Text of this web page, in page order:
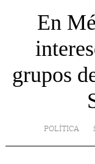
En
grupos
POLÍTICA